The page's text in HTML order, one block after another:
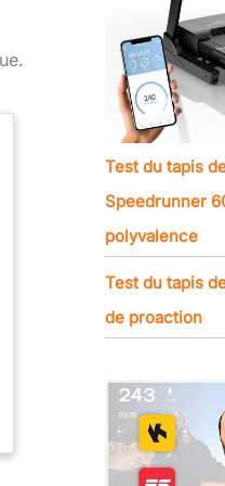
Test du tapis
Speedrunner
polyvalence
Test du tapis
de proaction